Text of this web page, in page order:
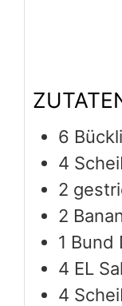
Bund
EL
Gouda-
den
Mit der